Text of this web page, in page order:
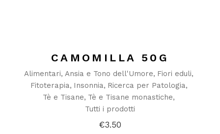
CAMOMILLA 50G
Alimentari Ansia e Tono dell'Umore Fiori eduli
Fitoterapia Insonnia Ricerca per Patologia
Tè e Tisane Tè e Tisane monastiche
Tutti i prodotti
€3.50